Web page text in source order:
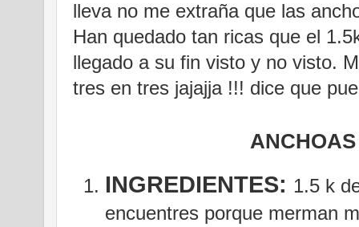
lleva no me extraña que las
Han quedado tan ricas que el
llegado a su fin visto y no visto.
tres en tres jajajja !!! dice que
INGREDIENTES: 1.5 k
encuentres porque merman